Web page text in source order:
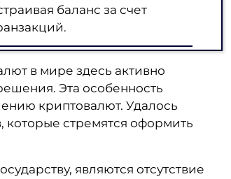
баланс за счет
в мире здесь активно
Эта особенность
криптовалют. Удалось
которые стремятся оформить
являются отсутствие